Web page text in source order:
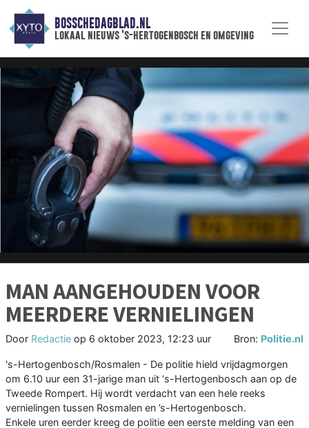
BOSSCHEDAGBLAD.NL
lokaal nieuws 's-hertogenbosch en omgeving
MAN AANGEHOUDEN VOOR
MEERDERE VERNIELINGEN
Door Redactie op 6 oktober 2023, 12:23 uur Bron: Politie.nl
's-Hertogenbosch/Rosmalen - De politie hield vrijdagmorgen
om 6.10 uur een 31-jarige man uit ‘s-Hertogenbosch aan op de
Tweede Rompert. Hij wordt verdacht van een hele reeks
vernielingen tussen Rosmalen en ’s-Hertogenbosch.
Enkele uren eerder kreeg de politie een eerste melding van een